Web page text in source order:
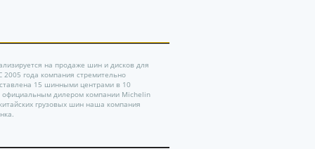
на продаже шин и дисков для
2005 года компания стремительно
15 шинными центрами в 10
официальным дилером компании Michelin
грузовых шин наша компания